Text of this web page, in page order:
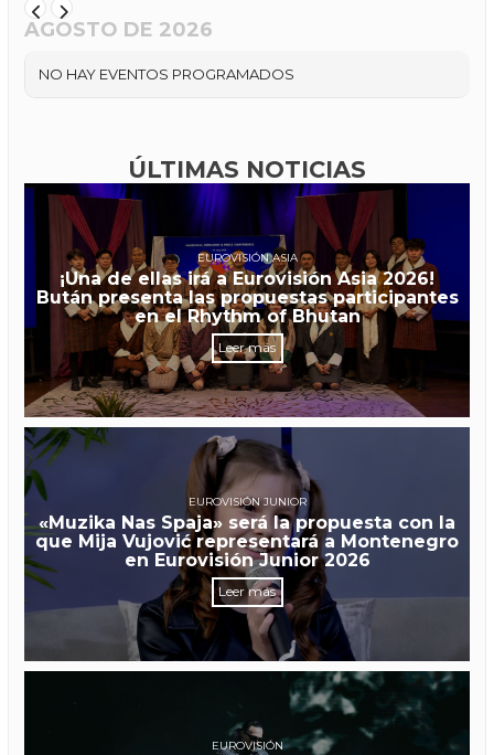
AGOSTO DE 2026
NO HAY EVENTOS PROGRAMADOS
ÚLTIMAS NOTICIAS
EUROVISIÓN ASIA
¡Una de ellas irá a Eurovisión Asia 2026!
Bután presenta las propuestas participantes
en el Rhythm of Bhutan
Leer más
EUROVISIÓN JUNIOR
«Muzika Nas Spaja» será la propuesta con la
que Mija Vujović representará a Montenegro
en Eurovisión Junior 2026
Leer más
EUROVISIÓN